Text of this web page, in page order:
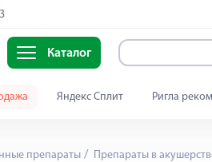
Каталог
Яндекс Сплит Ригла
препараты Препараты в